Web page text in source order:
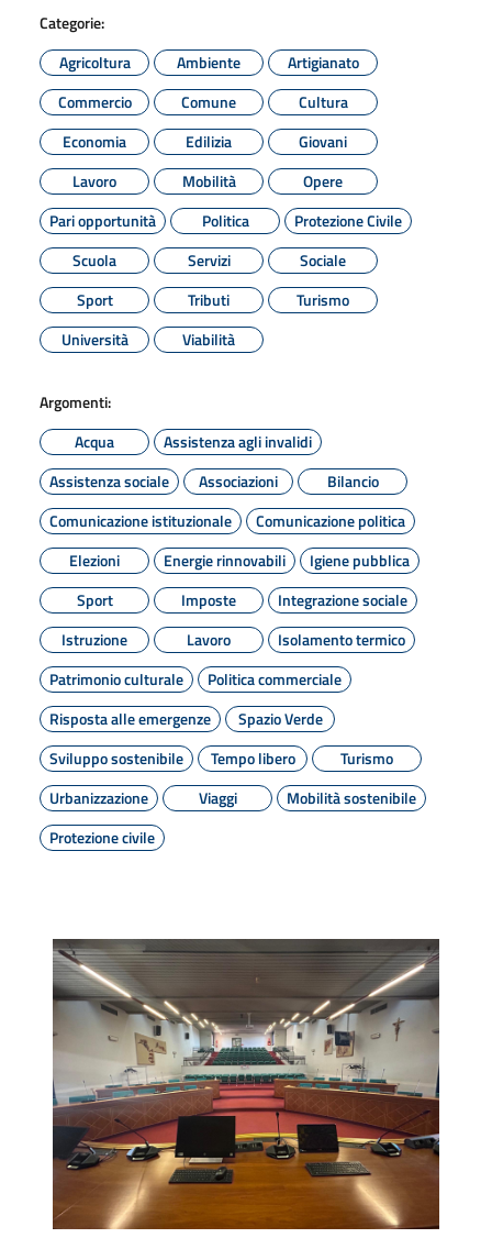
Categorie:
Agricoltura
Ambiente
Artigianato
Commercio
Comune
Cultura
Economia
Edilizia
Giovani
Lavoro
Mobilità
Opere
Pari opportunità
Politica
Protezione Civile
Scuola
Servizi
Sociale
Sport
Tributi
Turismo
Università
Viabilità
Argomenti:
Acqua
Assistenza agli invalidi
Assistenza sociale
Associazioni
Bilancio
Comunicazione istituzionale
Comunicazione politica
Elezioni
Energie rinnovabili
Igiene pubblica
Sport
Imposte
Integrazione sociale
Istruzione
Lavoro
Isolamento termico
Patrimonio culturale
Politica commerciale
Risposta alle emergenze
Spazio Verde
Sviluppo sostenibile
Tempo libero
Turismo
Urbanizzazione
Viaggi
Mobilità sostenibile
Protezione civile